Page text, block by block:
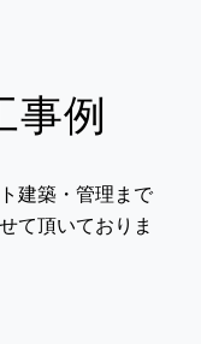
事例
建築・管理まで
て頂いておりま